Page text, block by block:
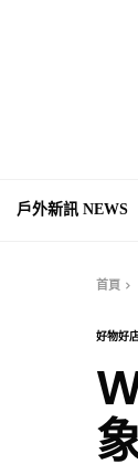
戶外新訊 NEWS
首頁
好物好